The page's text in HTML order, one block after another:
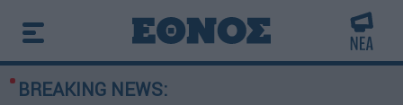
BREAKING NEWS: